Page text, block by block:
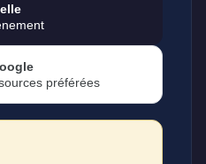
préférées